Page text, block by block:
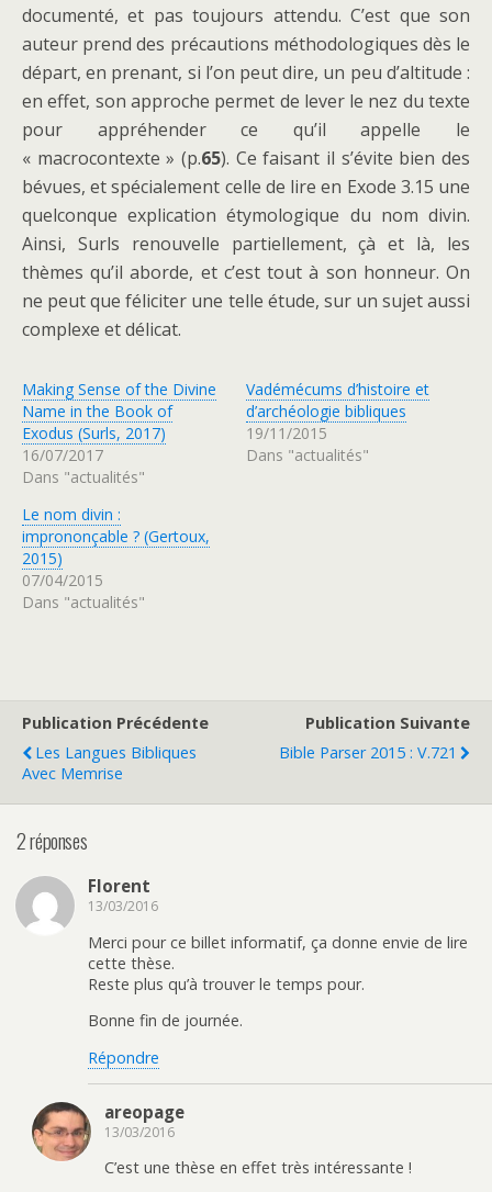
documenté, et pas toujours attendu. C’est que son
auteur prend des précautions méthodologiques dès le
départ, en prenant, si l’on peut dire, un peu d’altitude :
en effet, son approche permet de lever le nez du texte
pour appréhender ce qu’il appelle le
« macrocontexte » (p.65). Ce faisant il s’évite bien des
bévues, et spécialement celle de lire en Exode 3.15 une
quelconque explication étymologique du nom divin.
Ainsi, Surls renouvelle partiellement, çà et là, les
thèmes qu’il aborde, et c’est tout à son honneur. On
ne peut que féliciter une telle étude, sur un sujet aussi
complexe et délicat.
Making Sense of the Divine
Name in the Book of
Exodus (Surls, 2017)
16/07/2017
Dans "actualités"
Vadémécums d’histoire et
d’archéologie bibliques
19/11/2015
Dans "actualités"
Le nom divin :
imprononçable ? (Gertoux,
2015)
07/04/2015
Dans "actualités"
Publication Précédente
Les Langues Bibliques
Avec Memrise
Publication Suivante
Bible Parser 2015 : V.721
2 réponses
Florent
13/03/2016
Merci pour ce billet informatif, ça donne envie de lire
cette thèse.
Reste plus qu’à trouver le temps pour.
Bonne fin de journée.
Répondre
areopage
13/03/2016
C’est une thèse en effet très intéressante !